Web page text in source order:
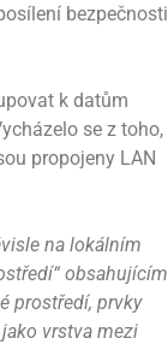
bezpečnosti
k datům
se z toho,
propojeny LAN
na lokálním
obsahujícím
prostředí, prvky
vrstva mezi